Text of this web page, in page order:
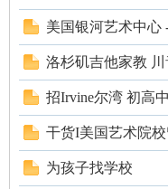
美国银河艺术中心
洛杉矶吉他家教
招Irvine尔湾 初高
干货I美国艺术院
为孩子找学校